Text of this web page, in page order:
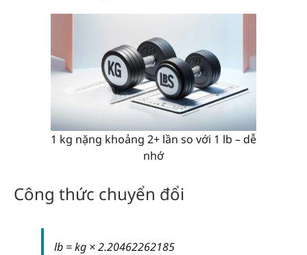
1 kg nặng khoảng 2+ lần so với 1 lb – dễ
nhớ
Công thức chuyển đổi
lb = kg × 2.20462262185